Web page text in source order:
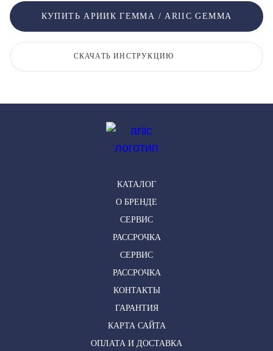
КУПИТЬ АРИИК ГЕММА / ARIIC GEMMA
КАТАЛОГ
О БРЕНДЕ
СЕРВИС
РАССРОЧКА
СЕРВИС
РАССРОЧКА
КОНТАКТЫ
ГАРАНТИЯ
КАРТА САЙТА
ОПЛАТА И ДОСТАВКА